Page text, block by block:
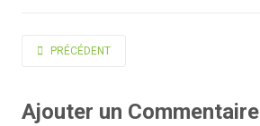
ARTICLE PRÉCÉDENT : SÉGUY LUCIEN
PRÉCÉDENT
Ajouter un Commentaire